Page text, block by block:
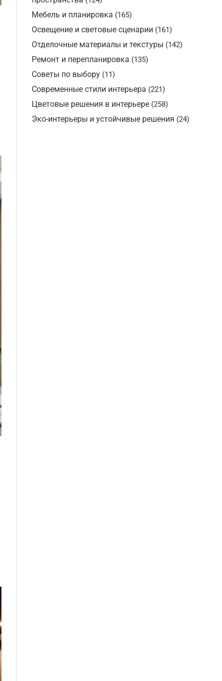
Мебель и планировка (165)
Освещение и световые сценарии (161)
Отделочные материалы и текстуры (142)
Ремонт и перепланировка (135)
Советы по выбору (11)
Современные стили интерьера (221)
Цветовые решения в интерьере (258)
Эко-интерьеры и устойчивые решения (24)